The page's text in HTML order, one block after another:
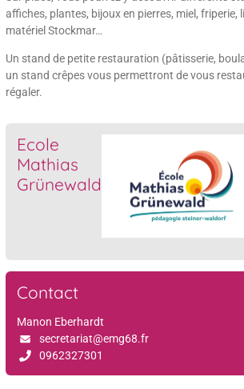
Ecole
Mathias
Grünewald
Contact
Manon Eberhardt
secretariat@emg68.fr
0962327301
affiches, plantes, bijoux en pierres, miel, friperie,
matériel Stockmar…
Un stand de petite restauration (pâtisserie,
un stand crêpes vous permettront de vous
régaler.